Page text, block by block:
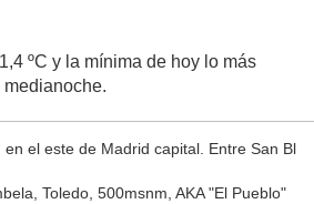
ºC y la mínima de hoy lo más
el este de Madrid capital. Entre San Bl
Toledo, 500msnm, AKA "El Pueblo"